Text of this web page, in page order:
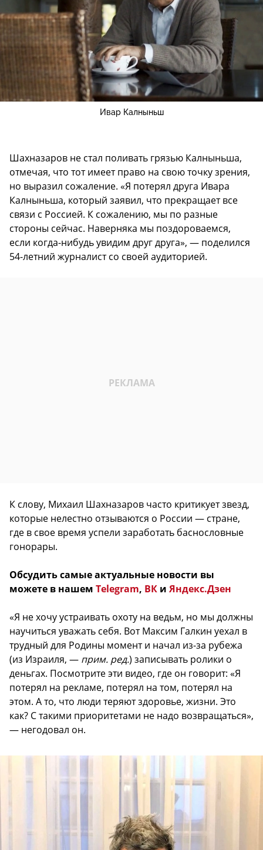
Ивар Калныньш
Шахназаров не стал поливать грязью Калныньша,
отмечая, что тот имеет право на свою точку зрения,
но выразил сожаление. «Я потерял друга Ивара
Калныньша, который заявил, что прекращает все
связи с Россией. К сожалению, мы по разные
стороны сейчас. Наверняка мы поздороваемся,
если когда-нибудь увидим друг друга», — поделился
54-летний журналист со своей аудиторией.
К слову, Михаил Шахназаров часто критикует звезд,
которые нелестно отзываются о России — стране,
где в свое время успели заработать баснословные
гонорары.
Обсудить самые актуальные новости вы
можете в нашем Telegram, ВК и Яндекс.Дзен
«Я не хочу устраивать охоту на ведьм, но мы должны
научиться уважать себя. Вот Максим Галкин уехал в
трудный для Родины момент и начал из-за рубежа
(из Израиля, — прим. ред.) записывать ролики о
деньгах. Посмотрите эти видео, где он говорит: «Я
потерял на рекламе, потерял на том, потерял на
этом. А то, что люди теряют здоровье, жизни. Это
как? С такими приоритетами не надо возвращаться»,
— негодовал он.